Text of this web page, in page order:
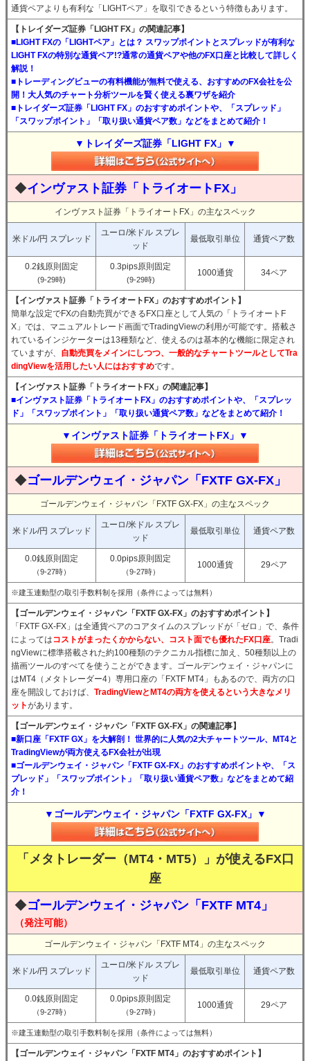
通貨ペアよりも有利な「LIGHTペア」を取引できるという特徴もあります。
【トレイダーズ証券「LIGHT FX」の関連記事】
■LIGHT FXの「LIGHTペア」とは？ スワップポイントとスプレッドが有利な
LIGHT FXの特別な通貨ペア!?通常の通貨ペアや他のFX口座と比較して詳しく
解説！
■トレーディングビューの有料機能が無料で使える、おすすめのFX会社を公
開！大人気のチャート分析ツールを賢く使える裏ワザを紹介
■トレイダーズ証券「LIGHT FX」のおすすめポイントや、「スプレッド」
「スワップポイント」「取り扱い通貨ペア数」などをまとめて紹介！
▼トレイダーズ証券「LIGHT FX」▼
◆インヴァスト証券「トライオートFX」
インヴァスト証券「トライオートFX」の主なスペック
米ドル/円 スプレッド
ユーロ/米ドル スプレ
ッド
最低取引単位 通貨ペア数
0.2銭原則固定
(9-29時)
0.3pips原則固定
(9-29時)
1000通貨 34ペア
【インヴァスト証券「トライオートFX」のおすすめポイント】
簡単な設定でFXの自動売買ができるFX口座として人気の「トライオートF
X」では、マニュアルトレード画面でTradingViewの利用が可能です。搭載さ
れているインジケーターは13種類など、使えるのは基本的な機能に限定され
ていますが、 自動売買をメインにしつつ、一般的なチャートツールとしてTra
dingViewを活用したい人にはおすすめです。
【インヴァスト証券「トライオートFX」の関連記事】
■インヴァスト証券「トライオートFX」のおすすめポイントや、「スプレッ
ド」「スワップポイント」「取り扱い通貨ペア数」などをまとめて紹介！
▼インヴァスト証券「トライオートFX」▼
◆ゴールデンウェイ・ジャパン「FXTF GX-FX」
ゴールデンウェイ・ジャパン「FXTF GX-FX」の主なスペック
米ドル/円 スプレッド
ユーロ/米ドル スプレ
ッド
最低取引単位 通貨ペア数
0.0銭原則固定
（9-27時）
0.0pips原則固定
（9-27時）
1000通貨 29ペア
※建玉連動型の取引手数料制を採用（条件によっては無料）
【ゴールデンウェイ・ジャパン「FXTF GX-FX」のおすすめポイント】
「FXTF GX-FX」は全通貨ペアのコアタイムのスプレッドが「ゼロ」で、条件
によってはコストがまったくかからない、コスト面でも優れたFX口座。Tradi
ngViewに標準搭載された約100種類のテクニカル指標に加え、50種類以上の
描画ツールのすべてを使うことができます。ゴールデンウェイ・ジャパンに
はMT4（メタトレーダー4）専用口座の「FXTF MT4」もあるので、両方の口
座を開設しておけば、 TradingViewとMT4の両方を使えるという大きなメリ
ットがあります。
【ゴールデンウェイ・ジャパン「FXTF GX-FX」の関連記事】
■新口座「FXTF GX」を大解剖！ 世界的に人気の2大チャートツール、MT4と
TradingViewが両方使えるFX会社が出現
■ゴールデンウェイ・ジャパン「FXTF GX-FX」のおすすめポイントや、「ス
プレッド」「スワップポイント」「取り扱い通貨ペア数」などをまとめて紹
介！
▼ゴールデンウェイ・ジャパン「FXTF GX-FX」▼
「メタトレーダー（MT4・MT5）」が使えるFX口
座
◆ゴールデンウェイ・ジャパン「FXTF MT4」
（発注可能）
ゴールデンウェイ・ジャパン「FXTF MT4」の主なスペック
米ドル/円 スプレッド
ユーロ/米ドル スプレ
ッド
最低取引単位 通貨ペア数
0.0銭原則固定
（9-27時）
0.0pips原則固定
（9-27時）
1000通貨 29ペア
※建玉連動型の取引手数料制を採用（条件によっては無料）
【ゴールデンウェイ・ジャパン「FXTF MT4」のおすすめポイント】